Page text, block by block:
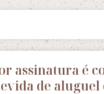
assinatura é
de aluguel